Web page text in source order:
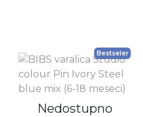
Bestseler
Nedostupno